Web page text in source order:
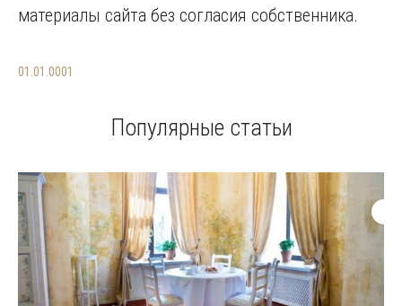
материалы сайта без согласия собственника.
01.01.0001
Популярные статьи